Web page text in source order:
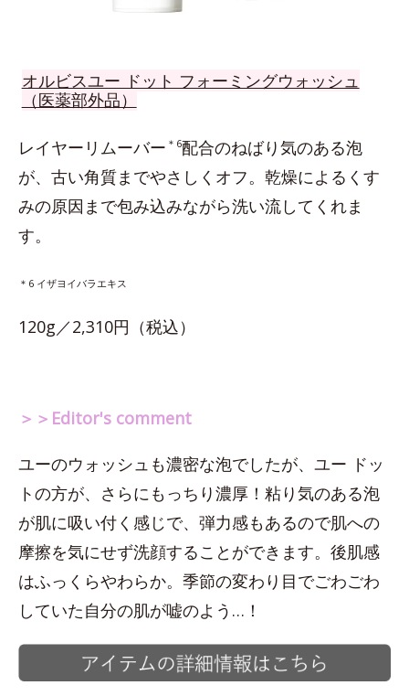
オルビスユー ドット フォーミングウォッシュ
（医薬部外品）
レイヤーリムーバー ＊6配合のねばり気のある泡
が、古い角質までやさしくオフ。乾燥によるくす
みの原因まで包み込みながら洗い流してくれま
す。
＊6 イザヨイバラエキス
120g／2,310円（税込）
＞＞Editor's comment
ユーのウォッシュも濃密な泡でしたが、ユー ドッ
トの方が、さらにもっちり濃厚！粘り気のある泡
が肌に吸い付く感じで、弾力感もあるので肌への
摩擦を気にせず洗顔することができます。後肌感
はふっくらやわらか。季節の変わり目でごわごわ
していた自分の肌が嘘のよう…！